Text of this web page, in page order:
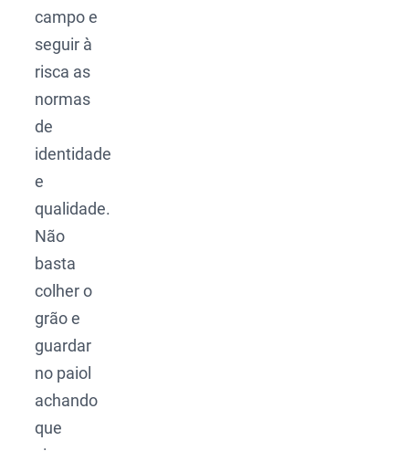
campo e
seguir à
risca as
normas
de
identidade
e
qualidade.
Não
basta
colher o
grão e
guardar
no paiol
achando
que